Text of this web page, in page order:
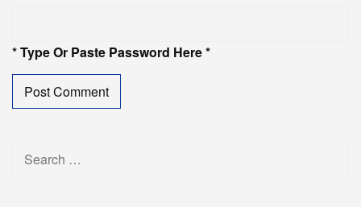
* Type Or Paste Password Here *
Search